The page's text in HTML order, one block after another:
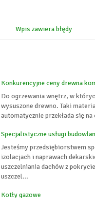
Wpis zawiera błędy
Konkurencyjne ceny drewna
Do ogrzewania wnętrz, w
wysuszone drewno. Taki
automatycznie przekłada się
Specjalistyczne usługi
Jesteśmy przedsiębiorstwem
izolacjach i naprawach
uszczelniania dachów z
uszczel...
Kotły gazowe